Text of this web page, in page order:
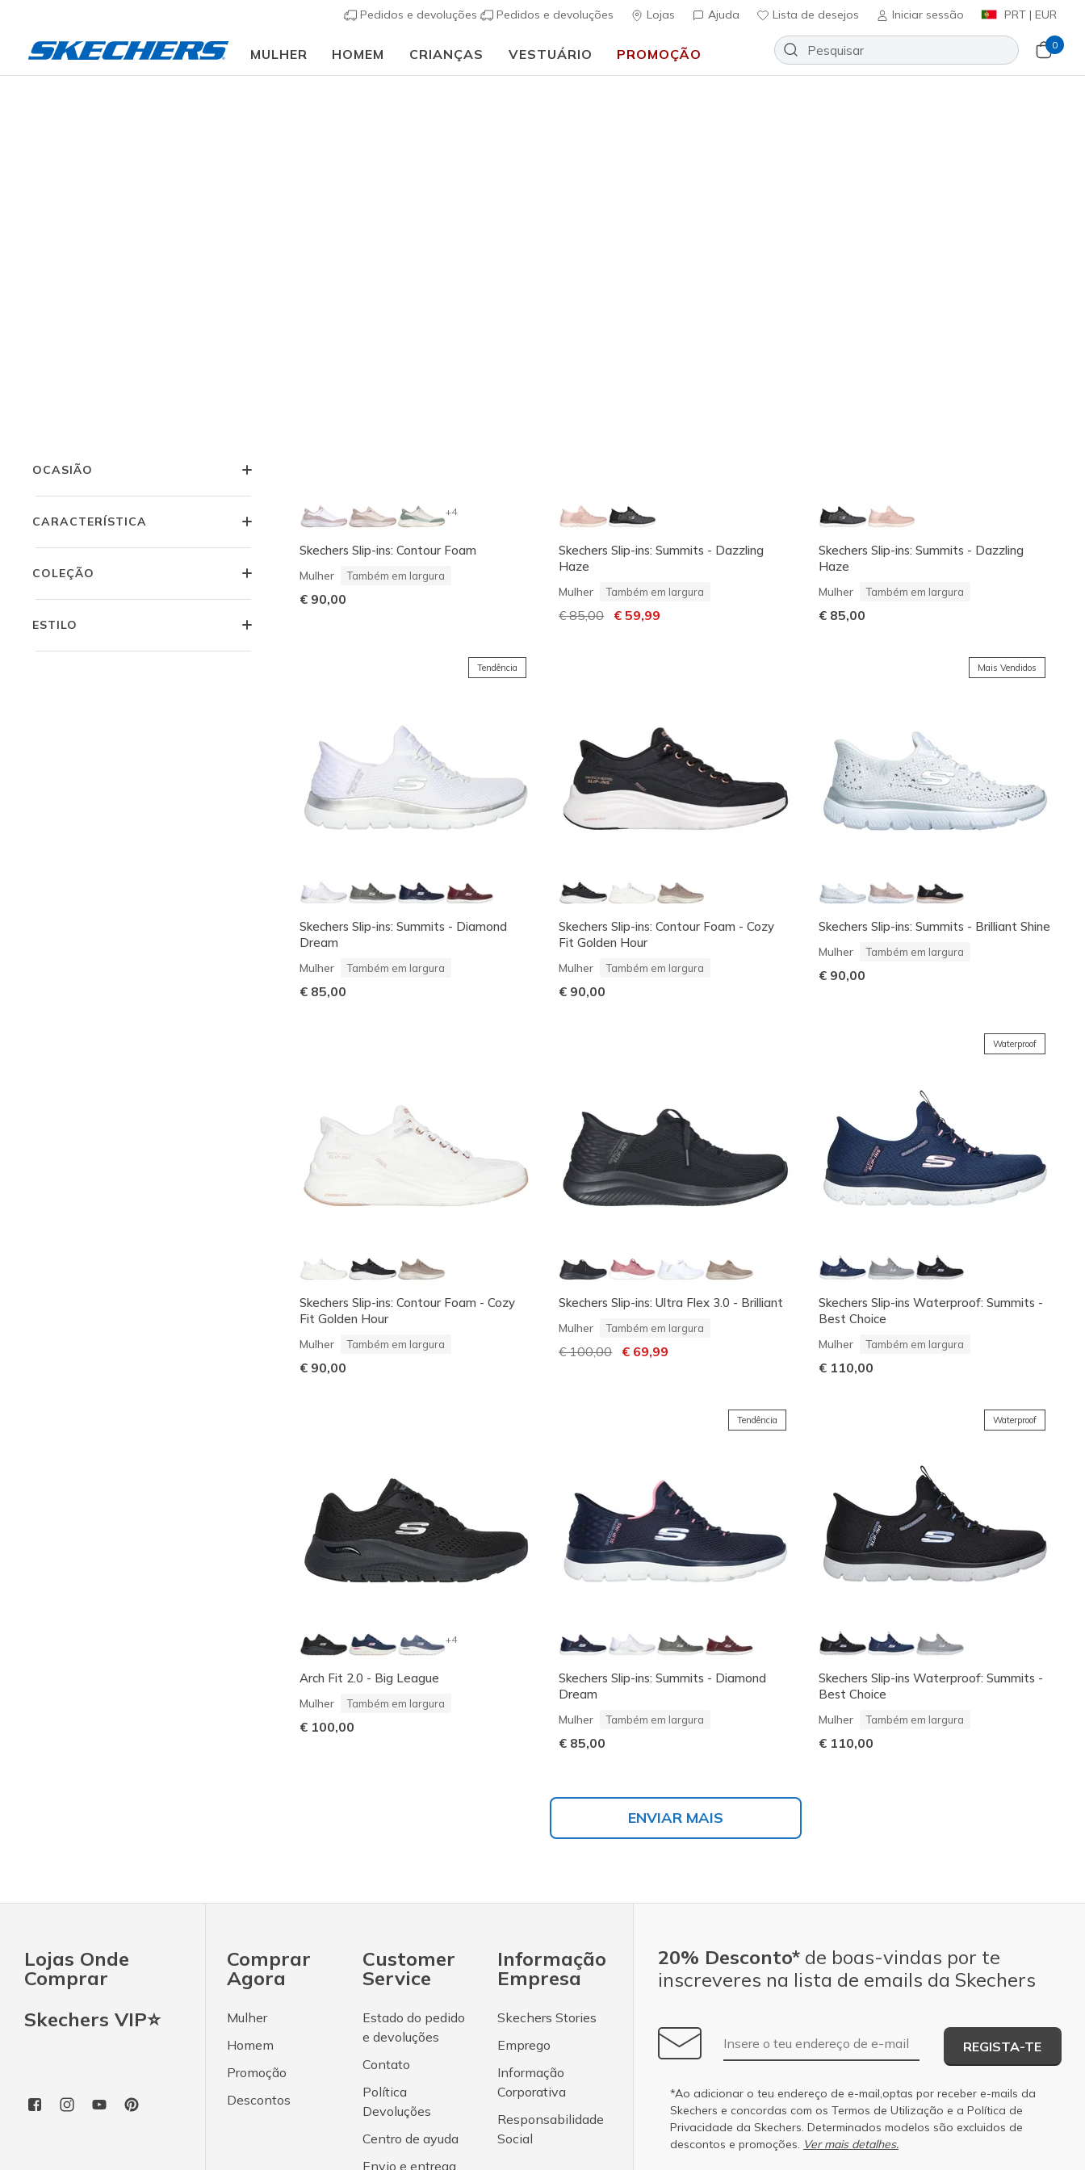
Pedidos e devoluções Pedidos e devoluções Lojas Ajuda Lista de desejos Iniciar sessão PRT | EUR
MULHER HOMEM CRIANÇAS VESTUÁRIO PROMOÇÃO
0
OCASIÃO
CARACTERÍSTICA
COLEÇÃO
ESTILO
+4
Skechers Slip-ins: Contour Foam
Mulher Também em largura
€ 90,00
Skechers Slip-ins: Summits - Dazzling
Haze
Mulher Também em largura
Preço com desconto de
€ 85,00para
€ 59,99
Skechers Slip-ins: Summits - Dazzling
Haze
Mulher Também em largura
€ 85,00
Tendência
Skechers Slip-ins: Summits - Diamond
Dream
Mulher Também em largura
€ 85,00
Skechers Slip-ins: Contour Foam - Cozy
Fit Golden Hour
Mulher Também em largura
€ 90,00
Mais Vendidos
Skechers Slip-ins: Summits - Brilliant Shine
Mulher Também em largura
€ 90,00
Skechers Slip-ins: Contour Foam - Cozy
Fit Golden Hour
Mulher Também em largura
€ 90,00
Skechers Slip-ins: Ultra Flex 3.0 - Brilliant
Mulher Também em largura
Preço com desconto de
€ 100,00para
€ 69,99
Waterproof
Skechers Slip-ins Waterproof: Summits -
Best Choice
Mulher Também em largura
€ 110,00
+4
Arch Fit 2.0 - Big League
Mulher Também em largura
€ 100,00
Tendência
Skechers Slip-ins: Summits - Diamond
Dream
Mulher Também em largura
€ 85,00
Waterproof
Skechers Slip-ins Waterproof: Summits -
Best Choice
Mulher Também em largura
€ 110,00
ENVIAR MAIS
Lojas Onde
Comprar
Skechers VIP⭐
Comprar
Agora
Mulher
Homem
Promoção
Descontos
Customer
Service
Estado do pedido
e devoluções
Contato
Política
Devoluções
Centro de ayuda
Envio e entrega
Informação
Empresa
Skechers Stories
Emprego
Informação
Corporativa
Responsabilidade
Social
20% Desconto* de boas-vindas por te
inscreveres na lista de emails da Skechers
Endereço de e-mail
REGISTA-TE
*Ao adicionar o teu endereço de e-mail,optas por receber e-mails da
Skechers e concordas com os Termos de Utilização e a Política de
Privacidade da Skechers. Determinados modelos são excluidos de
descontos e promoções. Ver mais detalhes.